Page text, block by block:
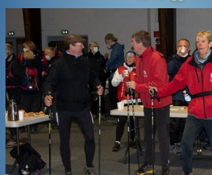
ACTUALITÉS
CALENDRIER
ADHÉSION
LIENS
BOUTIQUE
CONTACT
PHOTOS ▼